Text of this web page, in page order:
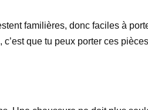
familières, donc faciles à
que tu peux porter ces